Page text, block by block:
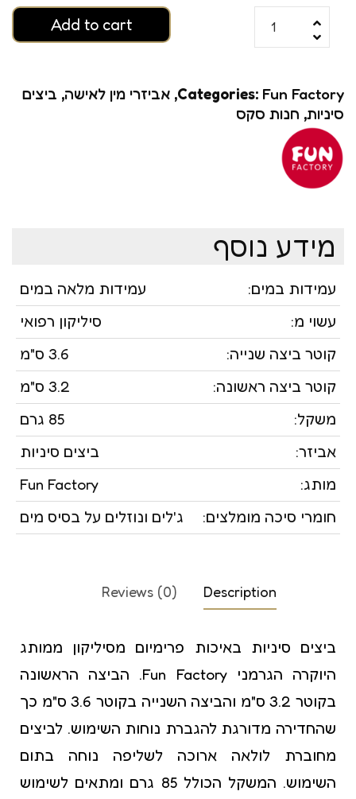
Add to cart
Categories: Fun Factory
, אביזרי מין לאישה, ביצים
סיניות, חנות סקס
מידע נוסף
עמידות במים:
עמידות מלאה במים
עשוי מ:
סיליקון רפואי
קוטר ביצה שנייה:
3.6 ס"מ
קוטר ביצה ראשונה:
3.2 ס"מ
משקל:
85 גרם
אביזר:
ביצים סיניות
מותג:
Fun Factory
חומרי סיכה מומלצים:
ג'לים ונוזלים על בסיס מים
Description
Reviews (0)
ביצים סיניות באיכות פרימיום מסיליקון ממותג
היוקרה הגרמני Fun Factory. הביצה הראשונה
בקוטר 3.2 ס"מ והביצה השנייה בקוטר 3.6 ס"מ כך
שהחדירה מדורגת להגברת נוחות השימוש. לביצים
מחוברת לולאה ארוכה לשליפה נוחה בתום
השימוש. המשקל הכולל 85 גרם ומתאים לשימוש